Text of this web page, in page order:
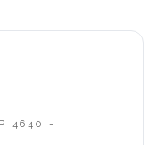
4640 -